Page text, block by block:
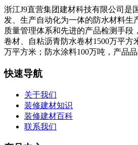
浙江J9直营集团建材科技有限公司是
发、生产自动化为一体的防水材料生
质量管理体系和先进的产品检测手段
卷材、自粘沥青防水卷材1500万平方
万平方米；防水涂料100万吨，产品品
快速导航
关于我们
装修建材知识
装修建材百科
联系我们